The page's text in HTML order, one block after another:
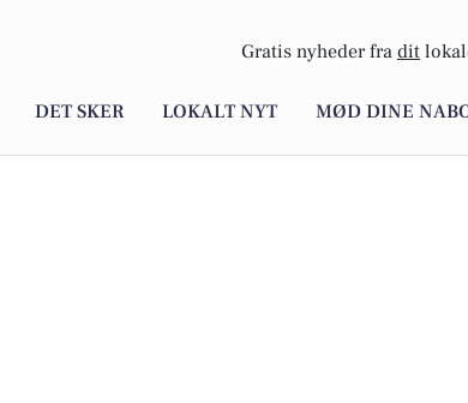
Gratis nyheder fra dit
DET SKER LOKALT NYT MØD DINE